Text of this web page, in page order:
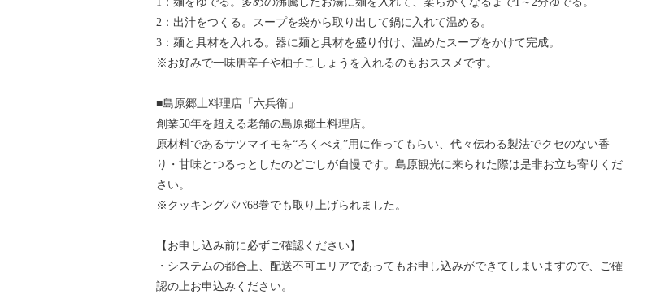
2：出汁をつくる。スープを袋から取り出して鍋に入れて温める。
3：麺と具材を入れる。器に麺と具材を盛り付け、温めたスープをかけて完成。
※お好みで一味唐辛子や柚子こしょうを入れるのもおススメです。
■島原郷土料理店「六兵衛」
創業50年を超える老舗の島原郷土料理店。
原材料であるサツマイモを“ろくべえ”用に作ってもらい、代々伝わる製法でクセのない香
り・甘味とつるっとしたのどごしが自慢です。島原観光に来られた際は是非お立ち寄りくだ
さい。
※クッキングパパ68巻でも取り上げられました。
【お申し込み前に必ずご確認ください】
・システムの都合上、配送不可エリアであってもお申し込みができてしまいますので、ご確
認の上お申込みください。